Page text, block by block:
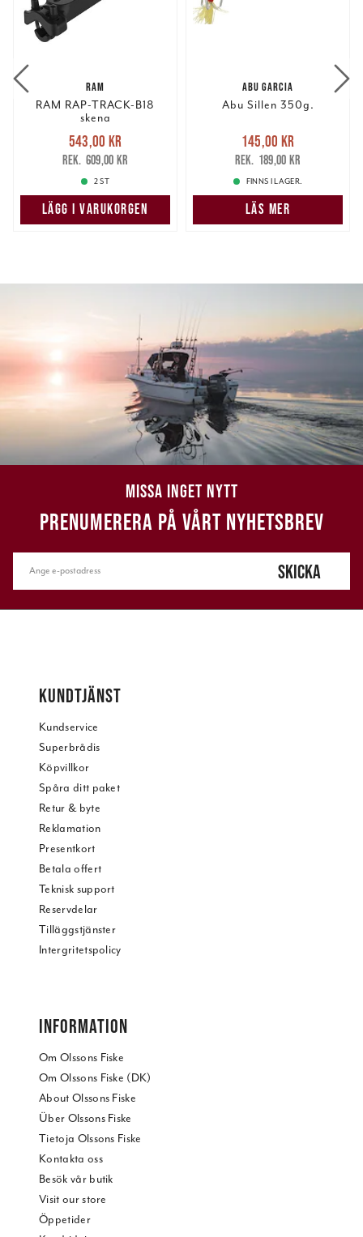
RAM
RAM RAP-TRACK-B18
skena
Nuvarande pris
543,00 krTidigare pris
609,00 kr
543,00 kr
609,00 kr
2 ST
LÄGG I VARUKORGEN
ABU GARCIA
Abu Sillen 350g.
Nuvarande pris
145,00 krTidigare pris
189,00 kr
145,00 kr
189,00 kr
FINNS I LAGER.
LÄS MER
MISSA INGET NYTT
PRENUMERERA PÅ VÅRT NYHETSBREV
SKICKA
KUNDTJÄNST
Kundservice
Superbrådis
Köpvillkor
Spåra ditt paket
Retur & byte
Reklamation
Presentkort
Betala offert
Teknisk support
Reservdelar
Tilläggstjänster
Intergritetspolicy
INFORMATION
Om Olssons Fiske
Om Olssons Fiske (DK)
About Olssons Fiske
Über Olssons Fiske
Tietoja Olssons Fiske
Kontakta oss
Besök vår butik
Visit our store
Öppetider